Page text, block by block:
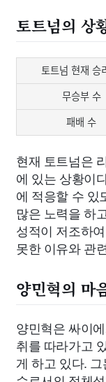
토트넘의 상
토트넘 현재 승
무승부 수
패배 수
현재 토트넘은
에 있는 상황이
에 적응할 수 있
많은 노력을 하
성적이 저조하
못한 이유와 관
양민혁의 마
양민혁은 싸이
취를 따라가고
게 하고 있다.